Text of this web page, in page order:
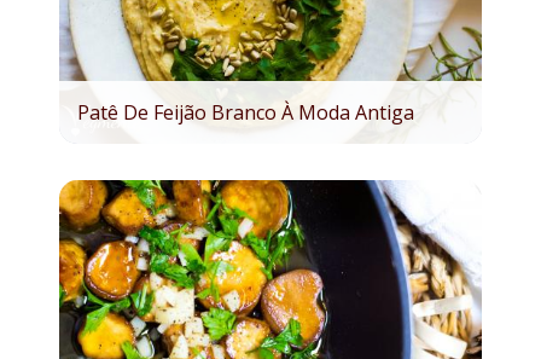
Patê De Feijão Branco À Moda Antiga